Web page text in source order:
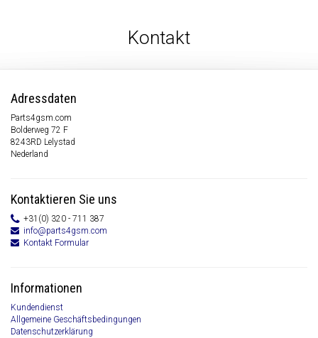
Kontakt
Adressdaten
Parts4gsm.com
Bolderweg 72 F
8243RD Lelystad
Nederland
Kontaktieren Sie uns
+31(0) 320 - 711 387
info@parts4gsm.com
Kontakt Formular
Informationen
Kundendienst
Allgemeine Geschäftsbedingungen
Datenschutzerklärung